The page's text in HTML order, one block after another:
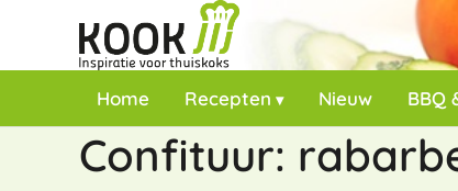
Home Recepten Nieuw BBQ
Confituur: